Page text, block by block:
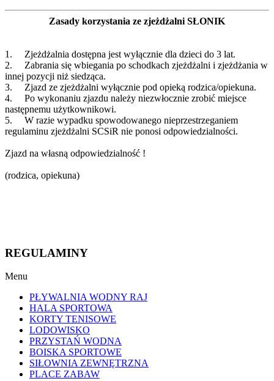
Zasady korzystania ze zjeżdżalni SŁONIK
1. Zjeżdżalnia dostępna jest wyłącznie dla dzieci do 3 lat.
2. Zabrania się wbiegania po schodkach zjeżdżalni i zjeżdżania w
innej pozycji niż siedząca.
3. Zjazd ze zjeżdżalni wyłącznie pod opieką rodzica/opiekuna.
4. Po wykonaniu zjazdu należy niezwłocznie zrobić miejsce
następnemu użytkownikowi.
5. W razie wypadku spowodowanego nieprzestrzeganiem
regulaminu zjeżdżalni SCSiR nie ponosi odpowiedzialności.
Zjazd na własną odpowiedzialność !
(rodzica, opiekuna)
REGULAMINY
Menu
PŁYWALNIA WODNY RAJ
HALA SPORTOWA
KORTY TENISOWE
LODOWISKO
PRZYSTAŃ WODNA
BOISKA SPORTOWE
SIŁOWNIA ZEWNĘTRZNA
PLACE ZABAW